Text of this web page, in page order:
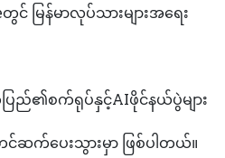
တွင် မြန်မာလုပ်သားများအရေး
ြည်၏စက်ရုပ်နှင့်AIဖိုင်နယ်ပွဲများ
က်ပေးသွားမှာ ဖြစ်ပါတယ်။